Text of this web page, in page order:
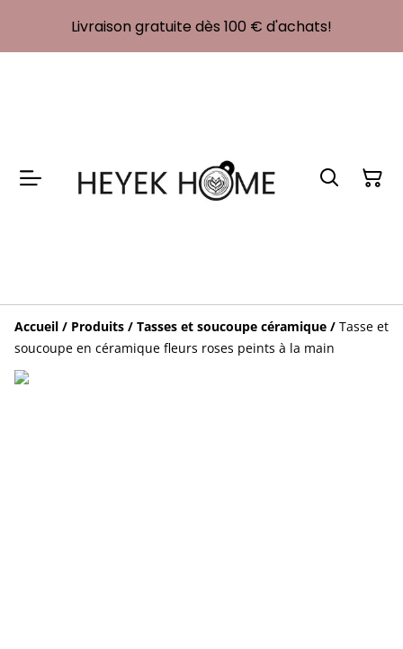
Livraison gratuite dès 100 € d'achats!
Accueil / Produits / Tasses et soucoupe céramique / Tasse et
soucoupe en céramique fleurs roses peints à la main